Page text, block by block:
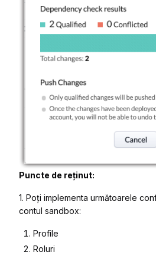
Puncte de reținut:
1. Poți implementa următoarele
contul sandbox:
Profile
Roluri